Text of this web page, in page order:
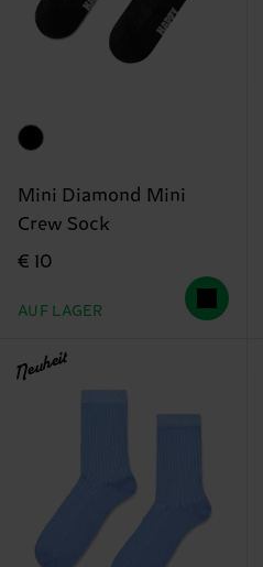
Mini Diamond Mini
Crew Sock
€ 10
AUF LAGER
Neuheit